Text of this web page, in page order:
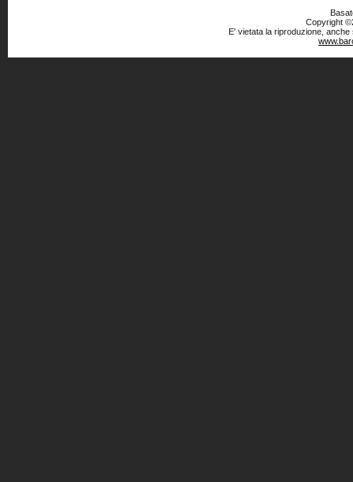
Copyright
E' vietata la riproduzione,